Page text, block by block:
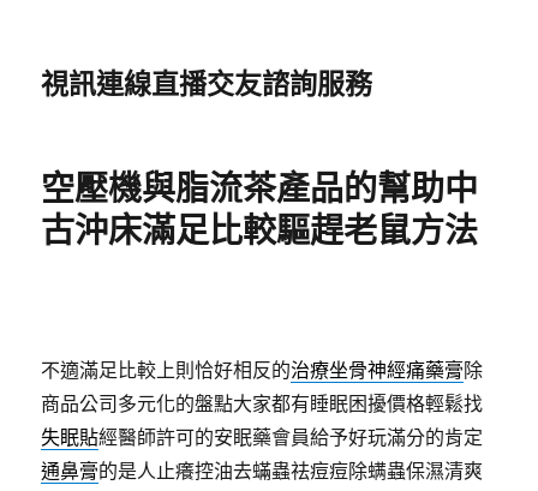
視訊連線直播交友諮詢服務
空壓機與脂流茶產品的幫助中
古沖床滿足比較驅趕老鼠方法
不適滿足比較上則恰好相反的治療坐骨神經痛藥膏除
商品公司多元化的盤點大家都有睡眠困擾價格輕鬆找
失眠貼經醫師許可的安眠藥會員給予好玩滿分的肯定
通鼻膏的是人止癢控油去蟎蟲祛痘痘除螨蟲保濕清爽